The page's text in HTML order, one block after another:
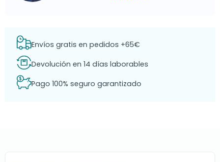
Envíos gratis en pedidos +65€
Devolución en 14 días laborables
Pago 100% seguro garantizado